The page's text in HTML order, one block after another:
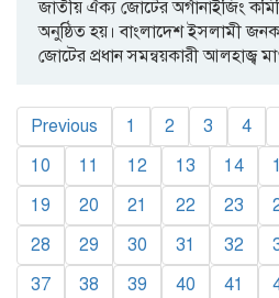
জাতীয় ঐক্য জোটের অর্গানাইজিং
অনুষ্ঠিত হয়। বাংলাদেশ ইসলামী
জোটের প্রধান সমন্বয়কারী আলহাজ্ব
Previous 1 2 3 4
10
11 12 13 14
19
20 21 22 23
28
29 30 31 32
37
38 39 40 41